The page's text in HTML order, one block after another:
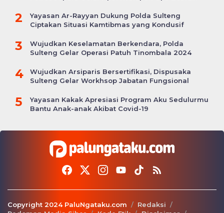
2
Yayasan Ar-Rayyan Dukung Polda Sulteng
Ciptakan Situasi Kamtibmas yang Kondusif
3
Wujudkan Keselamatan Berkendara, Polda
Sulteng Gelar Operasi Patuh Tinombala 2024
4
Wujudkan Arsiparis Bersertifikasi, Dispusaka
Sulteng Gelar Workhsop Jabatan Fungsional
5
Yayasan Kakak Apresiasi Program Aku Sedulurmu
Bantu Anak-anak Akibat Covid-19
Copyright 2024 PaluNgataku.com
Redaksi